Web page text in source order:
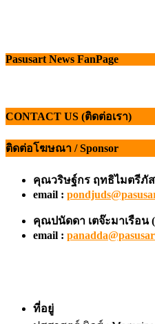
Pasusart News FanPage
CONTACT US (ติดต่อเรา)
ติดต่อโฆษณา / Sponsor
คุณวริษฐ์กร ฤทธิไมตรีภั
email :
คุณปนัดดา เตจ๊ะมาเรือน
email :
ที่อยู่